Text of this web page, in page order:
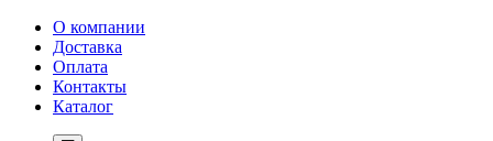
О компании
Доставка
Оплата
Контакты
Каталог